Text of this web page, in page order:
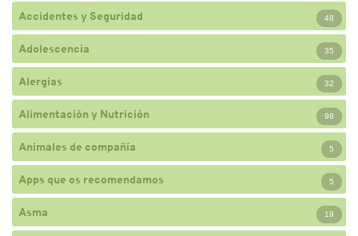
Accidentes y Seguridad 48
Adolescencia 35
Alergias 32
Alimentación y Nutrición 98
Animales de compañía 5
Apps que os recomendamos 5
Asma 19